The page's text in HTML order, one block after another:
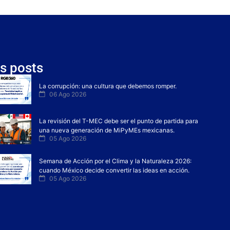
posts
La corrupción: una cultura que debemos romper.
06 Ago 2026
La revisión del T-MEC debe ser el punto de partida para
una nueva generación de MiPyMEs mexicanas.
05 Ago 2026
Semana de Acción por el Clima y la Naturaleza 2026:
cuando México decide convertir las ideas en acción.
05 Ago 2026